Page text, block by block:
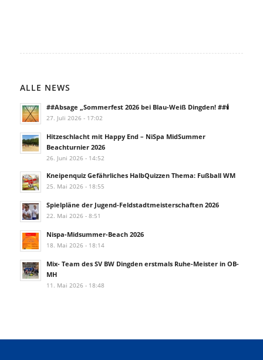
ALLE NEWS
##Absage „Sommerfest 2026 bei Blau-Weiß Dingden! ##🕯️
27. Juli 2026 - 17:02
Hitzeschlacht mit Happy End – NiSpa MidSummer
Beachturnier 2026
26. Juni 2026 - 14:52
Kneipenquiz Gefährliches HalbQuizzen Thema: Fußball WM
25. Mai 2026 - 18:55
Spielpläne der Jugend-Feldstadtmeisterschaften 2026
22. Mai 2026 - 8:51
Nispa-Midsummer-Beach 2026
18. Mai 2026 - 18:14
Mix- Team des SV BW Dingden erstmals Ruhe-Meister in OB-
MH
11. Mai 2026 - 18:48